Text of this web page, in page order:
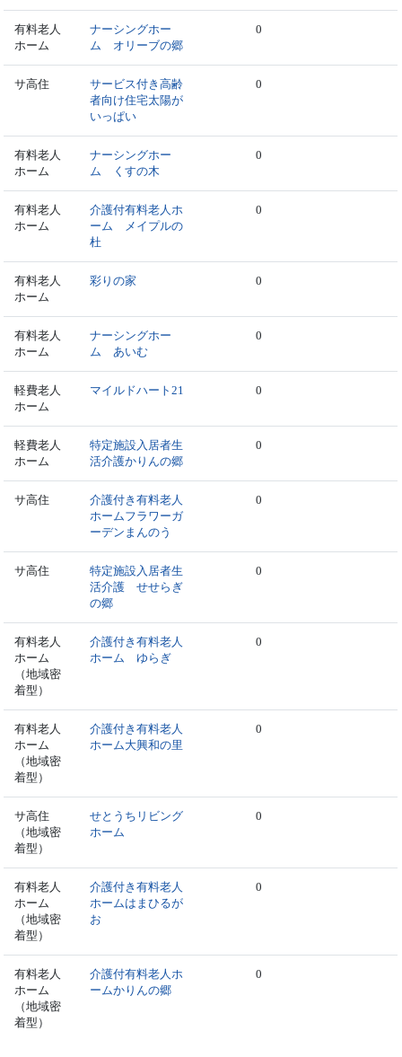
有料老人
ホーム
ナーシングホー
ム オリーブの郷
0
サ高住
サービス付き高齢
者向け住宅太陽が
いっぱい
0
有料老人
ホーム
ナーシングホー
ム くすの木
0
有料老人
ホーム
介護付有料老人ホ
ーム メイプルの
杜
0
有料老人
ホーム
彩りの家 0
有料老人
ホーム
ナーシングホー
ム あいむ
0
軽費老人
ホーム
マイルドハート21 0
軽費老人
ホーム
特定施設入居者生
活介護かりんの郷
0
サ高住
介護付き有料老人
ホームフラワーガ
ーデンまんのう
0
サ高住
特定施設入居者生
活介護 せせらぎ
の郷
0
有料老人
ホーム
（地域密
着型）
介護付き有料老人
ホーム ゆらぎ
0
有料老人
ホーム
（地域密
着型）
介護付き有料老人
ホーム大興和の里
0
サ高住
（地域密
着型）
せとうちリビング
ホーム
0
有料老人
ホーム
（地域密
着型）
介護付き有料老人
ホームはまひるが
お
0
有料老人
ホーム
（地域密
着型）
介護付有料老人ホ
ームかりんの郷
0